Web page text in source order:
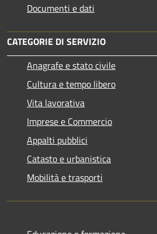
Documenti e dati
CATEGORIE DI SERVIZIO
Anagrafe e stato civile
Cultura e tempo libero
Vita lavorativa
Imprese e Commercio
Appalti pubblici
Catasto e urbanistica
Mobilità e trasporti